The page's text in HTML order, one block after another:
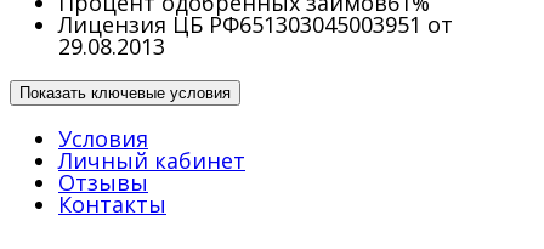
Лицензия ЦБ РФ651303045003951 от
29.08.2013
Показать ключевые условия
Условия
Личный кабинет
Отзывы
Контакты